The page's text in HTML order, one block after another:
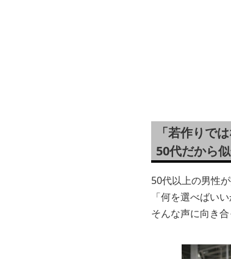
「若作りで
50代だから
50代以上の男性
「何を選べばい
そんな声に向き